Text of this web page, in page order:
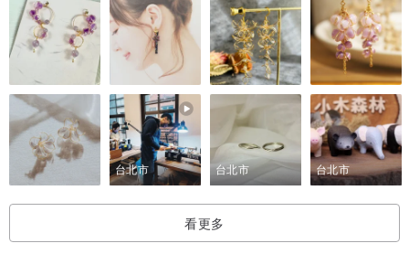
（Mitragyna speciosa），這種植物原產於東南亞，是咖啡家族中的
一種熱帶常綠樹，至少在十九世紀就被當成草藥，具有鴉片類藥物性
質和類似興奮劑的作用。1839年，科塔斯發表了世界上第一部關於豬
籠草的專著—【關於豬籠草屬】（Over het geslacht Nepenthes），
便收錄在【荷蘭海外屬地自然歷史紀要】中。
在此書中，他亦記錄了許多第一次出現在文獻中的植物。楊桐屬
（Adinandra Excelsa），是茶科下的一個屬，為常綠灌木或喬木植
物。該屬共有約80種，分布於亞洲和非洲的熱帶、亞熱帶地區。這種
台北市 台北市 台北市
看更多